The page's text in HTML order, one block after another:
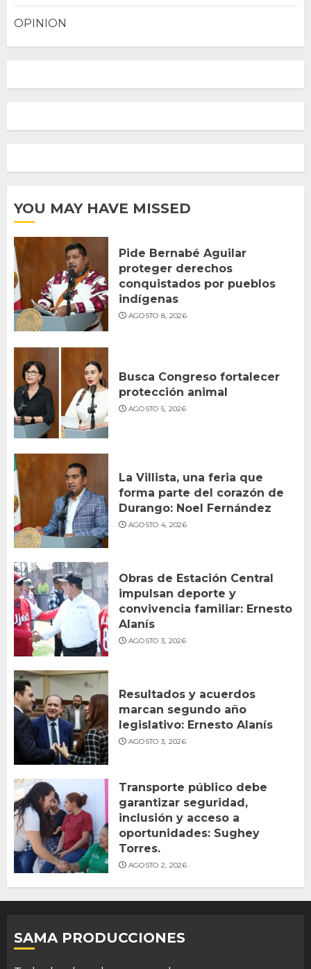
OPINION
YOU MAY HAVE MISSED
Pide Bernabé Aguilar
proteger derechos
conquistados por pueblos
indígenas
AGOSTO 8, 2026
Busca Congreso fortalecer
protección animal
AGOSTO 5, 2026
La Villista, una feria que
forma parte del corazón de
Durango: Noel Fernández
AGOSTO 4, 2026
Obras de Estación Central
impulsan deporte y
convivencia familiar: Ernesto
Alanís
AGOSTO 3, 2026
Resultados y acuerdos
marcan segundo año
legislativo: Ernesto Alanís
AGOSTO 3, 2026
Transporte público debe
garantizar seguridad,
inclusión y acceso a
oportunidades: Sughey
Torres.
AGOSTO 2, 2026
SAMA PRODUCCIONES